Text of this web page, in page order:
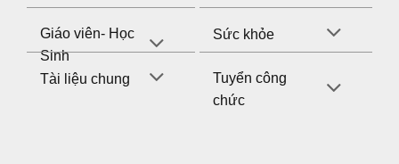
Giáo viên- Học
Sinh
Sức khỏe
Tài liệu chung
Tuyển công
chức